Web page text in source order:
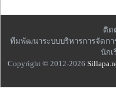
ติด
ทีมพัฒนาระบบบริหารการจัดก
นักเ
Copyright © 2012-2026